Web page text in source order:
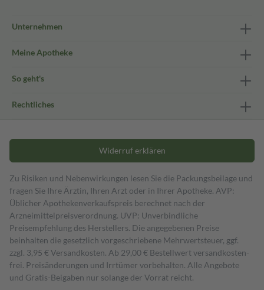
Unternehmen
Meine Apotheke
So geht's
Rechtliches
Widerruf erklären
Zu Risiken und Nebenwirkungen lesen Sie die Packungsbeilage und
fragen Sie Ihre Ärztin, Ihren Arzt oder in Ihrer Apotheke. AVP:
Üblicher Apothekenverkaufspreis berechnet nach der
Arzneimittelpreisverordnung. UVP: Unverbindliche
Preisempfehlung des Herstellers. Die angegebenen Preise
beinhalten die gesetzlich vorgeschriebene Mehrwertsteuer, ggf.
zzgl. 3,95 € Versandkosten. Ab 29,00 € Bestell­wert versand­kosten­
frei. Preisänderungen und Irrtümer vorbehalten. Alle Angebote
und Gratis-Beigaben nur solange der Vorrat reicht.